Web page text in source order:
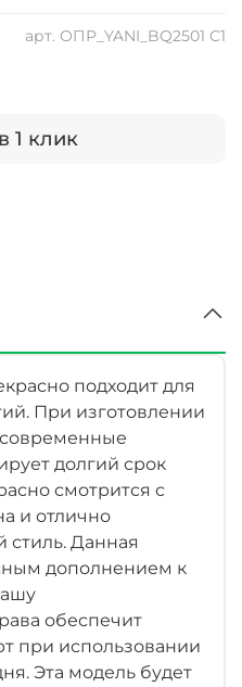
арт. ОПР_YANI_BQ2501 C1
1 клик
подходит для
При изготовлении
долгий срок
смотрится с
и отлично
стиль. Данная
дополнением к
обеспечит
при использовании
Эта модель будет